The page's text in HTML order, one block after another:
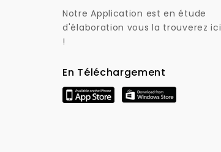
Notre Application est en étude
d'élaboration vous la trouverez ici
!
En Téléchargement